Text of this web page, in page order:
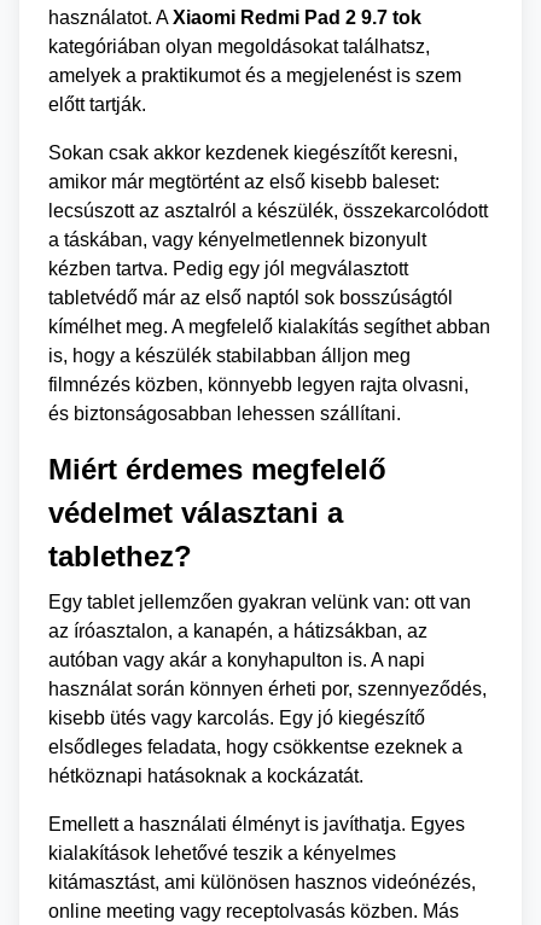
használatot. AXiaomi Redmi Pad 2 9.7 tok
kategóriában olyan megoldásokat találhatsz,
amelyek a praktikumot és a megjelenést is szem
előtt tartják.
Sokan csak akkor kezdenek kiegészítőt keresni,
amikor már megtörtént az első kisebb baleset:
lecsúszott az asztalról a készülék, összekarcolódott
a táskában, vagy kényelmetlennek bizonyult
kézben tartva. Pedig egy jól megválasztott
tabletvédő már az első naptól sok bosszúságtól
kímélhet meg. A megfelelő kialakítás segíthet abban
is, hogy a készülék stabilabban álljon meg
filmnézés közben, könnyebb legyen rajta olvasni,
és biztonságosabban lehessen szállítani.
Miért érdemes megfelelő
védelmet választani a
tablethez?
Egy tablet jellemzően gyakran velünk van: ott van
az íróasztalon, a kanapén, a hátizsákban, az
autóban vagy akár a konyhapulton is. A napi
használat során könnyen érheti por, szennyeződés,
kisebb ütés vagy karcolás. Egy jó kiegészítő
elsődleges feladata, hogy csökkentse ezeknek a
hétköznapi hatásoknak a kockázatát.
Emellett a használati élményt is javíthatja. Egyes
kialakítások lehetővé teszik a kényelmes
kitámasztást, ami különösen hasznos videónézés,
online meeting vagy receptolvasás közben. Más